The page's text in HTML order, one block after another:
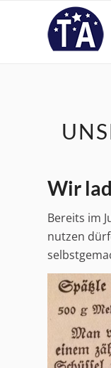
Wir
Bereits im
nutzen